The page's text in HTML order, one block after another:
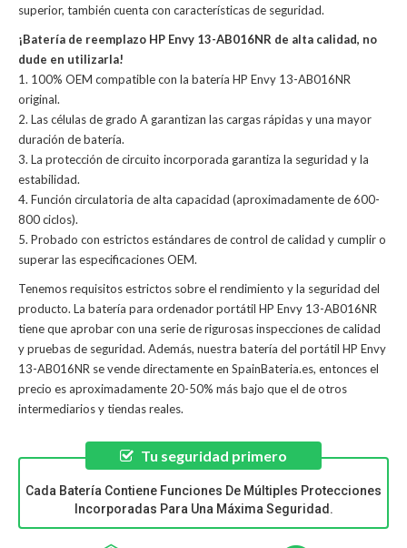
superior, también cuenta con características de seguridad.
¡Batería de reemplazo HP Envy 13-AB016NR de alta calidad, no
dude en utilizarla!
1. 100% OEM compatible con la batería HP Envy 13-AB016NR
original.
2. Las células de grado A garantizan las cargas rápidas y una mayor
duración de batería.
3. La protección de circuito incorporada garantiza la seguridad y la
estabilidad.
4. Función circulatoria de alta capacidad (aproximadamente de 600-
800 ciclos).
5. Probado con estrictos estándares de control de calidad y cumplir o
superar las especificaciones OEM.
Tenemos requisitos estrictos sobre el rendimiento y la seguridad del
producto. La batería para ordenador portátil HP Envy 13-AB016NR
tiene que aprobar con una serie de rigurosas inspecciones de calidad
y pruebas de seguridad. Además, nuestra batería del portátil HP Envy
13-AB016NR se vende directamente en SpainBateria.es, entonces el
precio es aproximadamente 20-50% más bajo que el de otros
intermediarios y tiendas reales.
Tu seguridad primero
Cada Batería Contiene Funciones De Múltiples Protecciones
Incorporadas Para Una Máxima Seguridad.